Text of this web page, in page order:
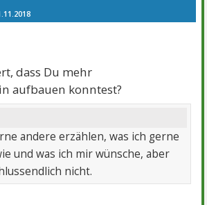
dass Du mehr
aufbauen konntest?
andere erzählen, was ich gerne
und was ich mir wünsche, aber
nicht.